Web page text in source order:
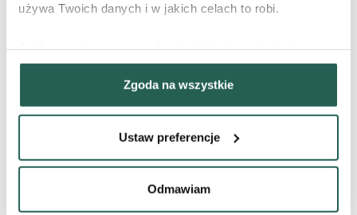
używa Twoich danych i w jakich celach to robi.
Gromadzić dane dotyczące Twojej lokalizacji
geograficznej z dokładnością nawet do kilku metrów
Identyfikować Twoje urządzenie, aktywnie analizując
czyli wirtualny odcisk palca)
Dowiedz się więcej odnośnie tego, jak Twoje osobiste
dane są przetwarzane oraz ustaw własne preferencje w
Zgoda na wszystkie
Ustaw preferencje
Odmawiam
Basic Care
PRODUKT CHWILOWO
Basic Care
PRODUKT CHWILOWO